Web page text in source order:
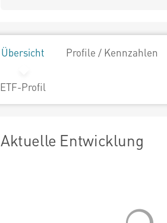
Übersicht Profile / Kennzahlen
ETF-Profil
Aktuelle Entwicklung